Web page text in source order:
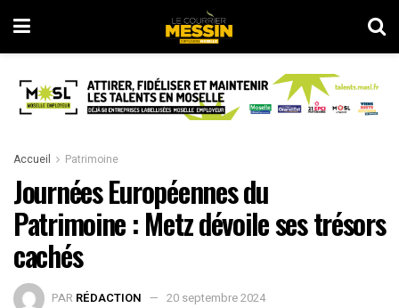
Accueil Patrimoine
Journées Européennes du
Patrimoine : Metz dévoile ses trésors
cachés
PAR RÉDACTION 20 septembre 2024